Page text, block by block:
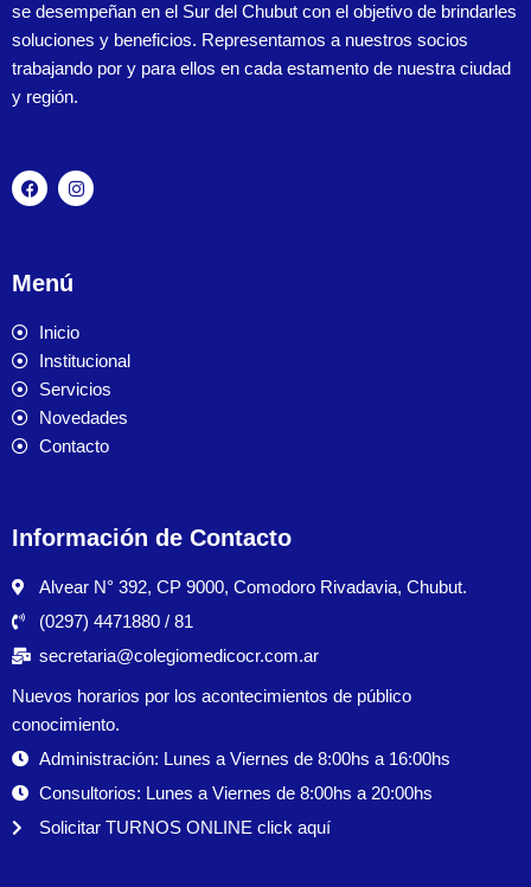
se desempeñan en el Sur del Chubut con el objetivo de brindarles
soluciones y beneficios. Representamos a nuestros socios
trabajando por y para ellos en cada estamento de nuestra ciudad
y región.
Menú
Inicio
Institucional
Servicios
Novedades
Contacto
Información de Contacto
Alvear N° 392, CP 9000, Comodoro Rivadavia, Chubut.
(0297) 4471880 / 81
secretaria@colegiomedicocr.com.ar
Nuevos horarios por los acontecimientos de público
conocimiento.
Administración: Lunes a Viernes de 8:00hs a 16:00hs
Consultorios: Lunes a Viernes de 8:00hs a 20:00hs
Solicitar TURNOS ONLINE click aquí